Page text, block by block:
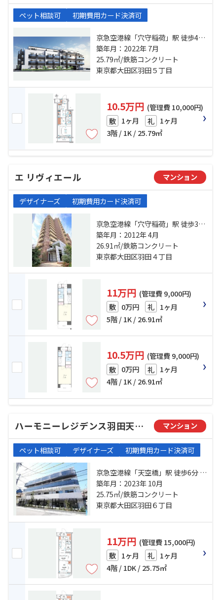
ペット相談可 初期費用カード決済可
京急空港線「穴守稲荷」駅 徒歩4分
京急空港線「天空橋」駅 徒歩6分 東
京モノレール「整備場」駅 徒歩12
分
築年月：2022年 7月
25.79㎡/鉄筋コンクリート
東京都大田区羽田５丁目
10.5万円 (管理費 10,000円)
敷 1ヶ月 礼 1ヶ月
3階 / 1K / 25.79㎡
エ リヴィエール マンション
デザイナーズ 初期費用カード決済可
京急空港線「穴守稲荷」駅 徒歩3分
東京モノレール「整備場」駅 徒歩
16分 京急大師線「大師橋」駅 徒歩
27分
築年月：2012年 4月
26.91㎡/鉄筋コンクリート
東京都大田区羽田４丁目
11万円 (管理費 9,000円)
敷 0万円 礼 1ヶ月
5階 / 1K / 26.91㎡
10.5万円 (管理費 9,000円)
敷 0万円 礼 1ヶ月
4階 / 1K / 26.91㎡
ハーモニーレジデンス羽田天空橋 マンション
ペット相談可 デザイナーズ 初期費用カード決済可
京急空港線「天空橋」駅 徒歩6分 京
急空港線「穴守稲荷」駅 徒歩10分
東京モノレール「整備場」駅 徒歩
17分
築年月：2023年 10月
25.75㎡/鉄筋コンクリート
東京都大田区羽田６丁目
11万円 (管理費 15,000円)
敷 1ヶ月 礼 1ヶ月
4階 / 1DK / 25.75㎡